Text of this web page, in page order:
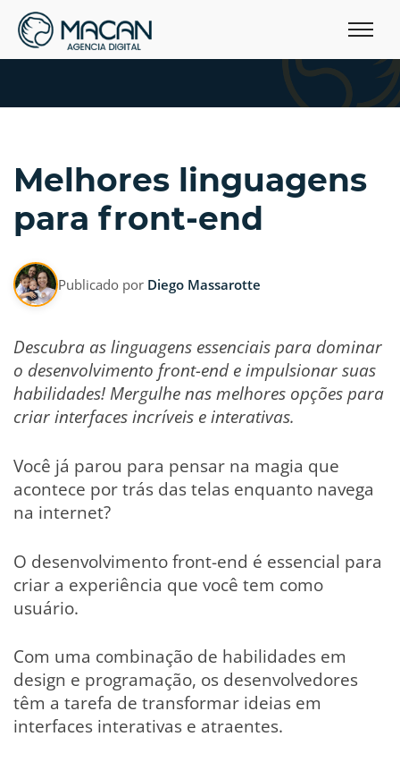
Melhores linguagens
para front-end
Publicado por Diego Massarotte
Descubra as linguagens essenciais para dominar
o desenvolvimento front-end e impulsionar suas
habilidades! Mergulhe nas melhores opções para
criar interfaces incríveis e interativas.
Você já parou para pensar na magia que
acontece por trás das telas enquanto navega
na internet?
O desenvolvimento front-end é essencial para
criar a experiência que você tem como
usuário.
Com uma combinação de habilidades em
design e programação, os desenvolvedores
têm a tarefa de transformar ideias em
interfaces interativas e atraentes.